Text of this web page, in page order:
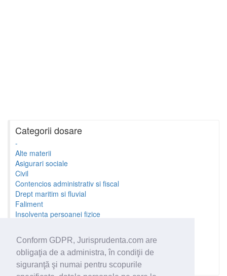
Conform GDPR, Jurisprudenta.com are
obligaţia de a administra, în condiţii de
siguranţă şi numai pentru scopurile
Categorii dosare
-
Alte materii
Asigurari sociale
Civil
Contencios administrativ si fiscal
Drept maritim si fluvial
Faliment
Insolventa persoanei fizice
Minori si familie
Penal
Proprietate Intelectuala